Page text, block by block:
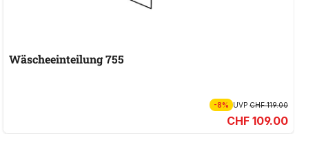
Wäscheeinteilung 755
-8% UVP CHF 119.00
CHF 109.00